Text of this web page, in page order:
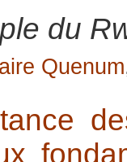
du
Quenum